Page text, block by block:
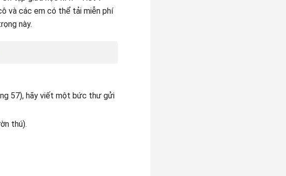
và các em có thể tải miễn phí
này.
57), hãy viết một bức thư gửi
thú).